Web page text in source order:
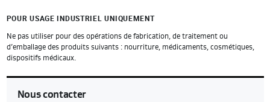
POUR USAGE INDUSTRIEL UNIQUEMENT
Ne pas utiliser pour des opérations de fabrication, de traitement ou
d’emballage des produits suivants : nourriture, médicaments, cosmétiques,
dispositifs médicaux.
Nous contacter